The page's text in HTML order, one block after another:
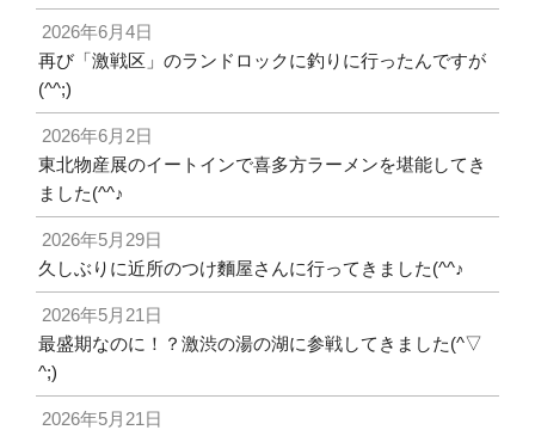
2026年6月4日
再び「激戦区」のランドロックに釣りに行ったんですが
(^^;)
2026年6月2日
東北物産展のイートインで喜多方ラーメンを堪能してき
ました(^^♪
2026年5月29日
久しぶりに近所のつけ麵屋さんに行ってきました(^^♪
2026年5月21日
最盛期なのに！？激渋の湯の湖に参戦してきました(^▽
^;)
2026年5月21日